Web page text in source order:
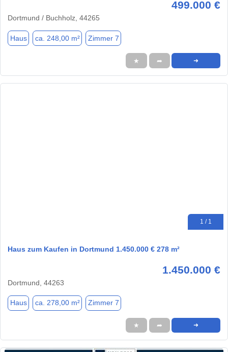
499.000 €
Dortmund / Buchholz, 44265
Haus ca. 248,00 m² Zimmer 7
★ ➦ ➜
1 / 1
Haus zum Kaufen in Dortmund 1.450.000 € 278 m²
1.450.000 €
Dortmund, 44263
Haus ca. 278,00 m² Zimmer 7
★ ➦ ➜